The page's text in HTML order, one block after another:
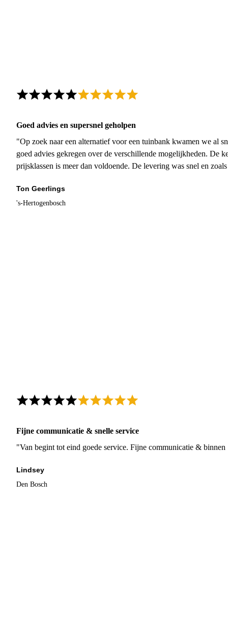
Goed advies en supersnel geholpen
"Op zoek naar een alternatief voor een tuinbank kwamen we al
goed advies gekregen over de verschillende mogelijkheden. De
prijsklassen is meer dan voldoende. De levering was snel en
Ton Geerlings
's-Hertogenbosch
Fijne communicatie & snelle service
"Van begint tot eind goede service. Fijne communicatie &
Lindsey
Den Bosch